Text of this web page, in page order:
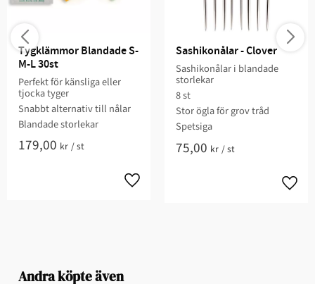
Tygklämmor Blandade S-
M-L 30st
Perfekt för känsliga eller
tjocka tyger
Snabbt alternativ till nålar
Blandade storlekar
179,00 kr /st
Sashikonålar - Clover
Sashikonålar i blandade
storlekar
8 st
Stor ögla för grov tråd
Spetsiga
75,00 kr /st
Andra köpte även